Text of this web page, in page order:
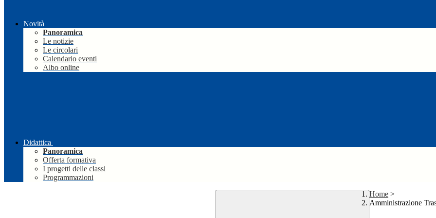
Novità
Panoramica
Le notizie
Le circolari
Calendario eventi
Albo online
Didattica
Panoramica
Offerta formativa
I progetti delle classi
Programmazioni
Home >
Amministrazione